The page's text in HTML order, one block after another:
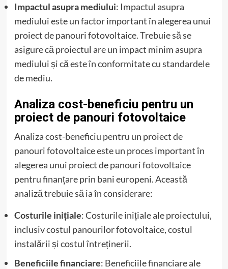
Impactul asupra mediului: Impactul asupra
mediului este un factor important în alegerea unui
proiect de panouri fotovoltaice. Trebuie să se
asigure că proiectul are un impact minim asupra
mediului și că este în conformitate cu standardele
de mediu.
Analiza cost-beneficiu pentru un
proiect de panouri fotovoltaice
Analiza cost-beneficiu pentru un proiect de
panouri fotovoltaice este un proces important în
alegerea unui proiect de panouri fotovoltaice
pentru finanțare prin bani europeni. Această
analiză trebuie să ia în considerare:
Costurile inițiale: Costurile inițiale ale proiectului,
inclusiv costul panourilor fotovoltaice, costul
instalării și costul întreținerii.
Beneficiile financiare: Beneficiile financiare ale